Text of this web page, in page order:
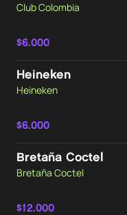
Club Colombia
$6.000
Heineken
Heineken
$6.000
Bretaña Coctel
Bretaña Coctel
$12.000